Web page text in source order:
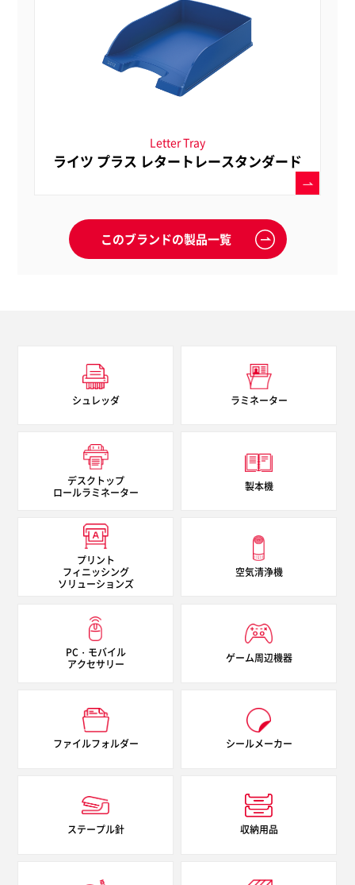
Letter Tray
ライツ プラス レタートレースタンダード
このブランドの製品一覧
シュレッダ ラミネーター
デスクトップ
ロールラミネーター
製本機
プリント
フィニッシング
ソリューションズ
空気清浄機
PC・モバイル
アクセサリー
ゲーム周辺機器
ファイルフォルダー シールメーカー
ステープル針 収納用品